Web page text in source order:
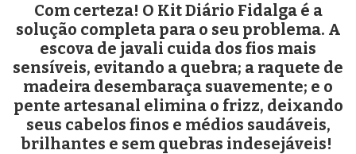
Com certeza! O Kit Diário Fidalga é a
solução completa para o seu problema. A
escova de javali cuida dos fios mais
sensíveis, evitando a quebra; a raquete de
madeira desembaraça suavemente; e o
pente artesanal elimina o frizz, deixando
seus cabelos finos e médios saudáveis,
brilhantes e sem quebras indesejáveis!